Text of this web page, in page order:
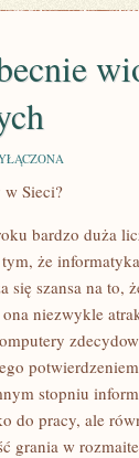
Sieci?
bardzo duża
że
się szansa na
niezwykle
stopniu
do pracy, ale
grania w